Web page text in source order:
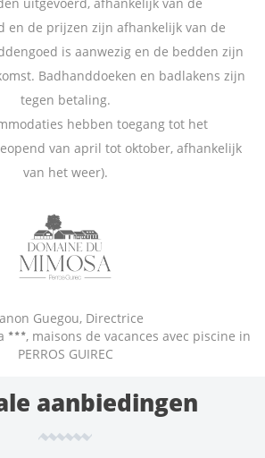
uitgevoerd, afhankelijk van de
en de prijzen zijn afhankelijk van de
is aanwezig en de bedden zijn
Badhanddoeken en badlakens zijn
tegen betaling.
hebben toegang tot het
van april tot oktober, afhankelijk
van het weer).
Guegou, Directrice
, maisons de vacances avec piscine in
PERROS GUIREC
aanbiedingen